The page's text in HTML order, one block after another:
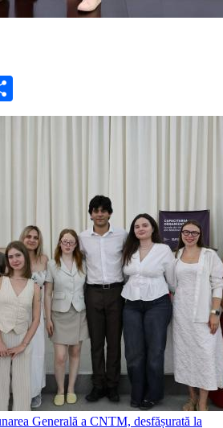
Generală a CNTM, desfășurată la